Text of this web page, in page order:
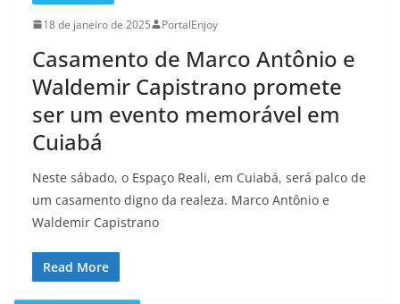
18 de janeiro de 2025 PortalEnjoy
Casamento de Marco Antônio e
Waldemir Capistrano promete
ser um evento memorável em
Cuiabá
Neste sábado, o Espaço Reali, em Cuiabá, será palco de
um casamento digno da realeza. Marco Antônio e
Waldemir Capistrano
Read More